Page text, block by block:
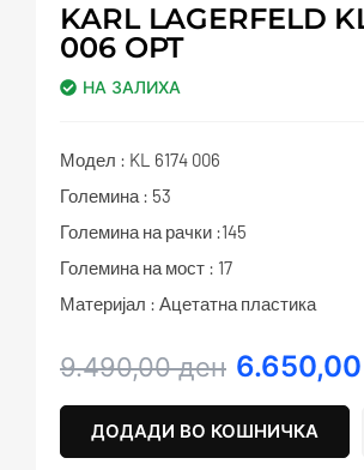
KARL LAGERFELD
006 OPT
НА ЗАЛИХА
Модел : KL 6174 006
Големина : 53
Големина на рачки :145
Големина на мост : 17
Материјал : Ацетатна пластика
9.490,00ден
Original
was:
9.490,00 ден.
6.650,00
Current
6.650,00 ден.
ДОДАДИ ВО КОШНИЧКА